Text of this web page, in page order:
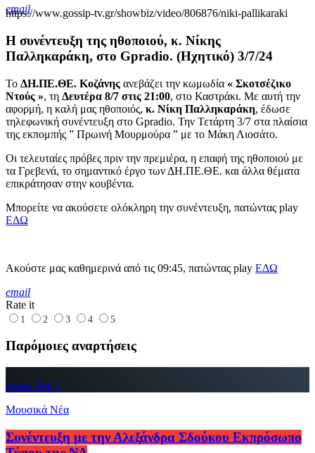
email
https://www.gossip-tv.gr/showbiz/video/806876/niki-pallikaraki
H συνέντευξη της ηθοποιού, κ. Νίκης
Παλληκαράκη, στο Gpradio. (Hχητικό) 3/7/24
To ΔΗ.ΠΕ.ΘΕ. Κοζάνης ανεβάζει την κωμωδία « Σκοτσέζικο
Ντούς », τη Δευτέρα 8/7 στις 21:00, στο Καστράκι. Mε αυτή την
αφορμή, η καλή μας ηθοποιός, κ. Νίκη Παλληκαράκη, έδωσε
τηλεφωνική συνέντευξη στο Gpradio. Την Τετάρτη 3/7 στα πλαίσια
της εκπομπής ” Πρωινή Μουρμούρα ” με το Μάκη Λιοσάτο.
Οι τελευταίες πρόβες πριν την πρεμιέρα, η επαφή της ηθοποιού με
τα Γρεβενά, το σημαντικό έργο των ΔΗ.ΠΕ.ΘΕ. και άλλα θέματα
επικράτησαν στην κουβέντα.
Μπορείτε να ακούσετε ολόκληρη την συνέντευξη, πατώντας play
ΕΔΩ
Ακούστε μας καθημερινά από τις 09:45, πατώντας play ΕΔΩ
email
Rate it
1 2 3 4 5
Παρόμοιες αναρτήσεις
insert_link 2
Μουσικά Νέα
Συνέντευξη με την Αλεξάνδρα Σδούκου Εκπρόσωπο